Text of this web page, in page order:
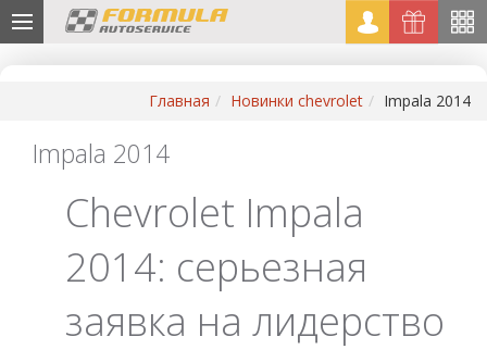
Главная Новинки chevrolet Impala 2014
Impala 2014
Chevrolet Impala
2014: серьезная
заявка на лидерство